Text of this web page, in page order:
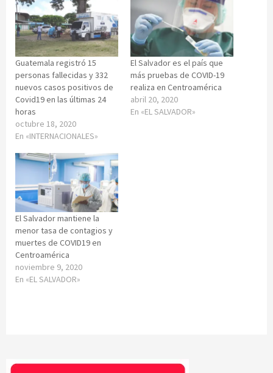
Guatemala registró 15
personas fallecidas y 332
nuevos casos positivos de
Covid19 en las últimas 24
horas
octubre 18, 2020
En «INTERNACIONALES»
El Salvador es el país que
más pruebas de COVID-19
realiza en Centroamérica
abril 20, 2020
En «EL SALVADOR»
El Salvador mantiene la
menor tasa de contagios y
muertes de COVID19 en
Centroamérica
noviembre 9, 2020
En «EL SALVADOR»